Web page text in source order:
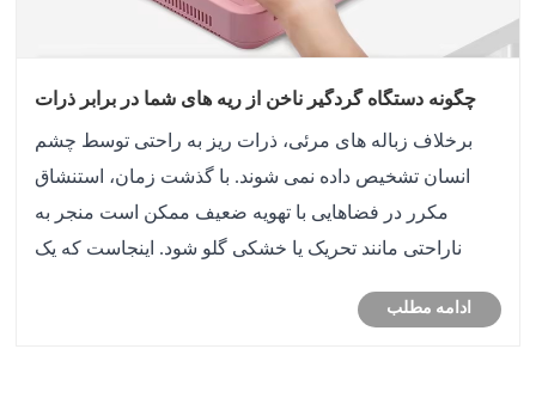
چگونه دستگاه گردگیر ناخن از ریه های شما در برابر ذرات
برخلاف زباله های مرئی، ذرات ریز به راحتی توسط چشم
انسان تشخیص داده نمی شوند. با گذشت زمان، استنشاق
مکرر در فضاهایی با تهویه ضعیف ممکن است منجر به
ناراحتی مانند تحریک یا خشکی گلو شود. اینجاست که یک
مدیریت جریان هوا در محیط های ناخن مطرح می شود.
ادامه مطلب